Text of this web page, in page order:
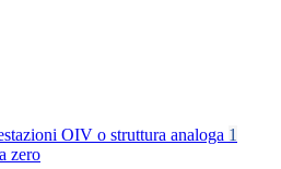
OIV o struttura analoga 1
zero